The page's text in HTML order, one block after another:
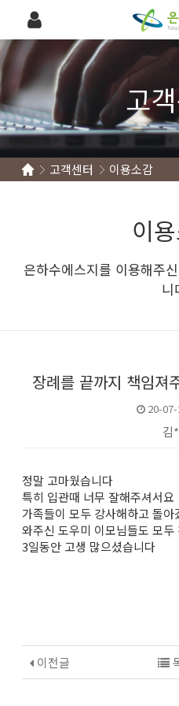
고
고객센터 이용소감
이
은하수에스지를 이용해주
니
장례를 끝까지 책임져
20-
김
본문
정말 고마웠습니다
특히 입관때 너무 잘해주셔서요
가족들이 모두 강사해하고 돌아
와주신 도우미 이모님들도 모두
3일동안 고생 많으셨습니다
이전글